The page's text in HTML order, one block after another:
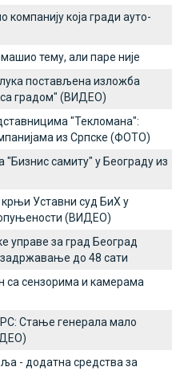
компанију која гради ауто-
тему, али паре није
постављена изложба
са градом" (ВИДЕО)
"Текломана":
из Српске (ФОТО)
"Бизнис самиту" у Београду из
Уставни суд БиХ у
(ВИДЕО)
управе за град Београд
до 48 сати
са сензорима и камерама
Стање генерала мало
- додатна средства за